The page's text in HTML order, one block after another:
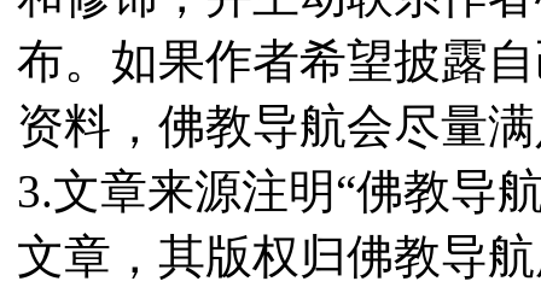
布。如果作者希望披露
资料，佛教导航会尽量
3.文章来源注明“佛教导
文章，其版权归佛教导